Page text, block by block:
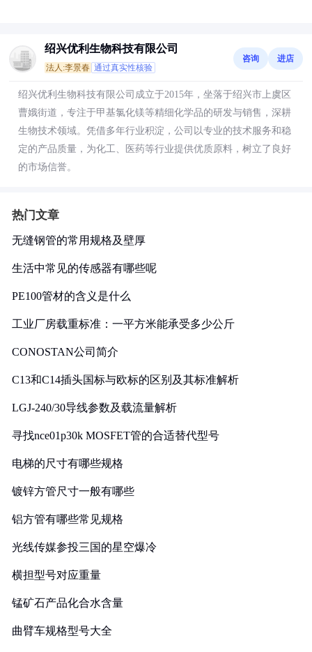
绍兴优利生物科技有限公司
法人:李景春 通过真实性核验
咨询 进店
绍兴优利生物科技有限公司成立于2015年，坐落于绍兴市上虞区
曹娥街道，专注于甲基氯化镁等精细化学品的研发与销售，深耕
生物技术领域。凭借多年行业积淀，公司以专业的技术服务和稳
定的产品质量，为化工、医药等行业提供优质原料，树立了良好
的市场信誉。
热门文章
无缝钢管的常用规格及壁厚
生活中常见的传感器有哪些呢
PE100管材的含义是什么
工业厂房载重标准：一平方米能承受多少公斤
CONOSTAN公司简介
C13和C14插头国标与欧标的区别及其标准解析
LGJ-240/30导线参数及载流量解析
寻找nce01p30k MOSFET管的合适替代型号
电梯的尺寸有哪些规格
镀锌方管尺寸一般有哪些
铝方管有哪些常见规格
光线传媒参投三国的星空爆冷
横担型号对应重量
锰矿石产品化合水含量
曲臂车规格型号大全